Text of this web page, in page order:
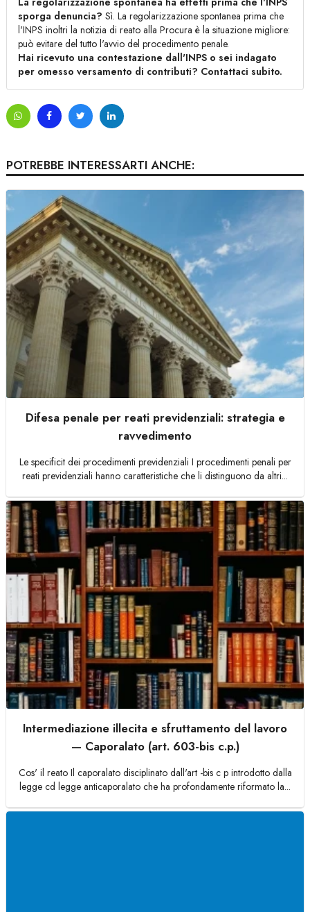
sporga denuncia? Sì. La regolarizzazione spontanea prima che
l'INPS inoltri la notizia di reato alla Procura è la situazione migliore:
può evitare del tutto l'avvio del procedimento penale.
Hai ricevuto una contestazione dall'INPS o sei indagato
per omesso versamento di contributi? Contattaci subito.
POTREBBE INTERESSARTI ANCHE:
Difesa penale per reati previdenziali: strategia e
ravvedimento
Le specificit dei procedimenti previdenziali I procedimenti penali per
reati previdenziali hanno caratteristiche che li distinguono da altri...
Intermediazione illecita e sfruttamento del lavoro
— Caporalato (art. 603-bis c.p.)
Cos' il reato Il caporalato disciplinato dall'art -bis c p introdotto dalla
legge cd legge anticaporalato che ha profondamente riformato la...